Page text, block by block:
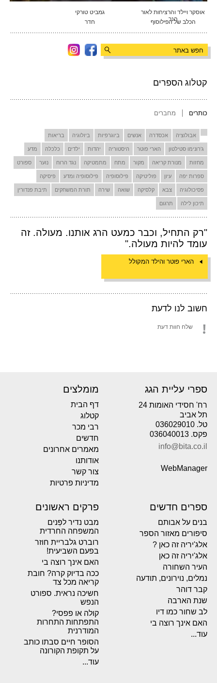
קטלוג הספרים
כותרים מחברים
אבולוציה אכסדרה אנשים ביוגרפיות ביולוגיה בריאות
ג'רונימו סטילטון הארי פוטר היסטוריה יהדות ילדים כלכלה מדע
מחזות מנורת קריאה מקור מתח מתמטיקה נגד הרוח נוער ספורט
ספרות יפה עיון פוליטיקה פילוסופיה פילוסופיה ומדע פיסיקה
פסיכולוגיה צבא קלסיקה שואה שירה תורת המשחקים תיבת פנדורין
תיכון לילה תרגום
"רק התחיל, וכבר כמעט הרג אותנו. מעולה. זה
עומד להיות מעולה."
הארי פוטר והילד המקולל
חשוב לנו לדעת
שלח חוות דעת
אוסקר ויילד והרציחות לאור
הנר
גמביט טורקי
הכלב של הפילוסוף
חדר
ספרי עליית הגג
רח' חסידי האומות 24
תל אביב
טל. 036029010
פקס. 036040013
info@bita.co.il
WebManager
מומלצים
דף הבית
קטלוג
רבי מכר
חדשים
מאמרים אחרונים
אודותנו
צור קשר
מדיניות פרטיות
ספרים חדשים
בנים על אבותם
סיפורים מאזור הספר
אלג'יריה זה כאן ?
אלג'יריה זה כאן
העיר השחורה
נמלים, נוירונים, תודעה
קבר דוהר
שנת הארבה
לב שחור כמו דיו
האם אינך רוצה בי
עוד...
פרקים ראשונים
מבט נדיר לפְּנים
המשפחה החרדית
רוברט גלבריית חוזר
בפעם השביעית!
האם אינך רוצה בי
ככה בדיוק קרה? חובת
קריאה מכל צד
חשיכה נראית. ספורט
הנפש
קולה או פפסי?
התפתחות התחרות
המודרנית
הסופר חיים סבתו כותב
על תקופת הקורונה
עוד...